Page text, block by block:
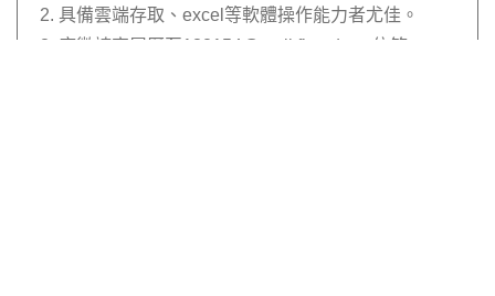
2. 具備雲端存取、excel等軟體操作能力者尤佳。
3. 應徵請寄履歷至132154@mail.fju.edu.tw信箱。